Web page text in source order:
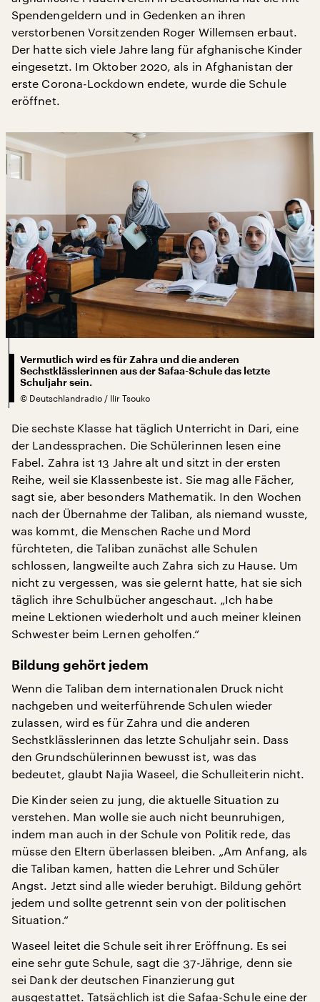
Spendengeldern und in Gedenken an ihren
verstorbenen Vorsitzenden Roger Willemsen erbaut.
Der hatte sich viele Jahre lang für afghanische Kinder
eingesetzt. Im Oktober 2020, als in Afghanistan der
erste Corona-Lockdown endete, wurde die Schule
eröffnet.
Vermutlich wird es für Zahra und die anderen
Sechstklässlerinnen aus der Safaa-Schule das letzte
Schuljahr sein.
© Deutschlandradio / Ilir Tsouko
Die sechste Klasse hat täglich Unterricht in Dari, eine
der Landessprachen. Die Schülerinnen lesen eine
Fabel. Zahra ist 13 Jahre alt und sitzt in der ersten
Reihe, weil sie Klassenbeste ist. Sie mag alle Fächer,
sagt sie, aber besonders Mathematik. In den Wochen
nach der Übernahme der Taliban, als niemand wusste,
was kommt, die Menschen Rache und Mord
fürchteten, die Taliban zunächst alle Schulen
schlossen, langweilte auch Zahra sich zu Hause. Um
nicht zu vergessen, was sie gelernt hatte, hat sie sich
täglich ihre Schulbücher angeschaut. „Ich habe
meine Lektionen wiederholt und auch meiner kleinen
Schwester beim Lernen geholfen.“
Bildung gehört jedem
Wenn die Taliban dem internationalen Druck nicht
nachgeben und weiterführende Schulen wieder
zulassen, wird es für Zahra und die anderen
Sechstklässlerinnen das letzte Schuljahr sein. Dass
den Grundschülerinnen bewusst ist, was das
bedeutet, glaubt Najia Waseel, die Schulleiterin nicht.
Die Kinder seien zu jung, die aktuelle Situation zu
verstehen. Man wolle sie auch nicht beunruhigen,
indem man auch in der Schule von Politik rede, das
müsse den Eltern überlassen bleiben. „Am Anfang, als
die Taliban kamen, hatten die Lehrer und Schüler
Angst. Jetzt sind alle wieder beruhigt. Bildung gehört
jedem und sollte getrennt sein von der politischen
Situation.“
Waseel leitet die Schule seit ihrer Eröffnung. Es sei
eine sehr gute Schule, sagt die 37-Jährige, denn sie
sei Dank der deutschen Finanzierung gut
ausgestattet. Tatsächlich ist die Safaa-Schule eine der